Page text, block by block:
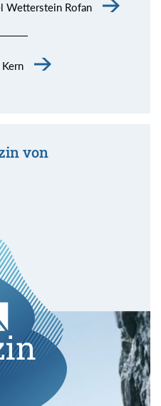
Wetterstein Rofan
von